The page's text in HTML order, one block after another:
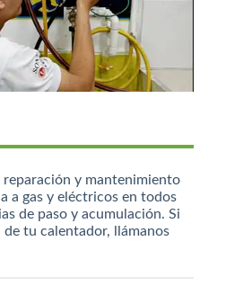
reparación y mantenimiento
a gas y eléctricos en todos
de paso y acumulación. Si
tu calentador, llámanos